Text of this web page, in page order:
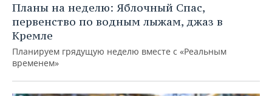
Планы на неделю: Яблочный Спас,
первенство по водным лыжам, джаз в
Кремле
Планируем грядущую неделю вместе с «Реальным
временем»